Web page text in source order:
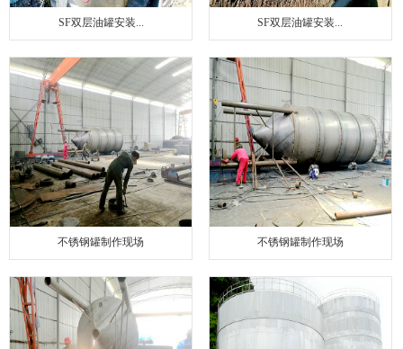
SF双层油罐安装... SF双层油罐安装...
不锈钢罐制作现场 不锈钢罐制作现场